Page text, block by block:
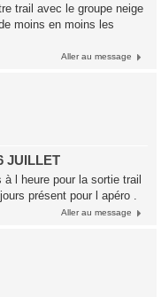
trail avec le groupe neige
moins en moins les
Aller au message
JUILLET
l heure pour la sortie trail
présent pour l apéro .
Aller au message